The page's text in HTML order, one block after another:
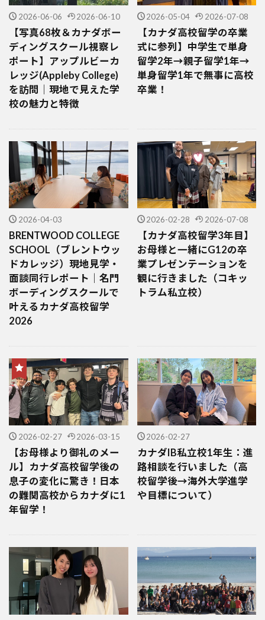
2026-06-06 2026-06-10
【写真68枚＆カナダボー
ディングスクール視察レ
ポート】アップルビーカ
レッジ(Appleby College)
を訪問｜現地で見えた学
校の魅力と特徴
2026-05-04 2026-07-08
【カナダ高校留学の卒業
式に参列】中学生で単身
留学2年→親子留学1年→
単身留学1年で無事に高校
卒業！
2026-04-03
BRENTWOOD COLLEGE
SCHOOL（ブレントウッ
ドカレッジ）現地見学・
面談同行レポート｜名門
ボーディングスクールで
叶えるカナダ高校留学
2026
2026-02-28 2026-07-08
【カナダ高校留学3年目】
お母様と一緒にG12の卒
業プレゼンテーションを
観に行きました（コキッ
トラム私立校）
2026-02-27 2026-03-15
【お母様より御礼のメー
ル】カナダ高校留学後の
息子の変化に驚き！日本
の難関高校からカナダに1
年留学！
2026-02-27
カナダIB私立校1年生：進
路相談を行いました（高
校留学後→海外大学進学
や目標について）